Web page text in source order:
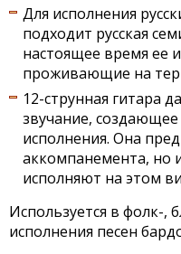
Для исполнения
подходит русская
настоящее время ее
проживающие на
12-струнная гитара
звучание,
исполнения. Она
аккомпанемента, но
исполняют на этом
Используется в фолк-,
исполнения песен